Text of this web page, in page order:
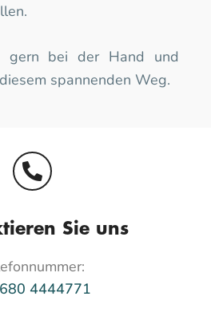
gern bei der Hand und
spannenden Weg.
Sie uns
4444771